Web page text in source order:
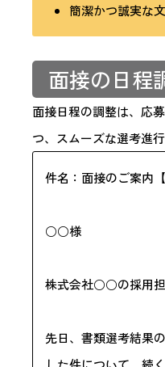
簡潔かつ誠実な
面接の日程
面接日程の調整は、応
つ、スムーズな選考進
件名：面接のご案内
○○様
株式会社○○の採用
先日、書類選考結果